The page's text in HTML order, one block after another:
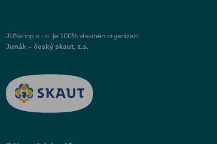
JUNshop s.r.o.
je 100% vlastněn organizací
Junák – český skaut, z.s.